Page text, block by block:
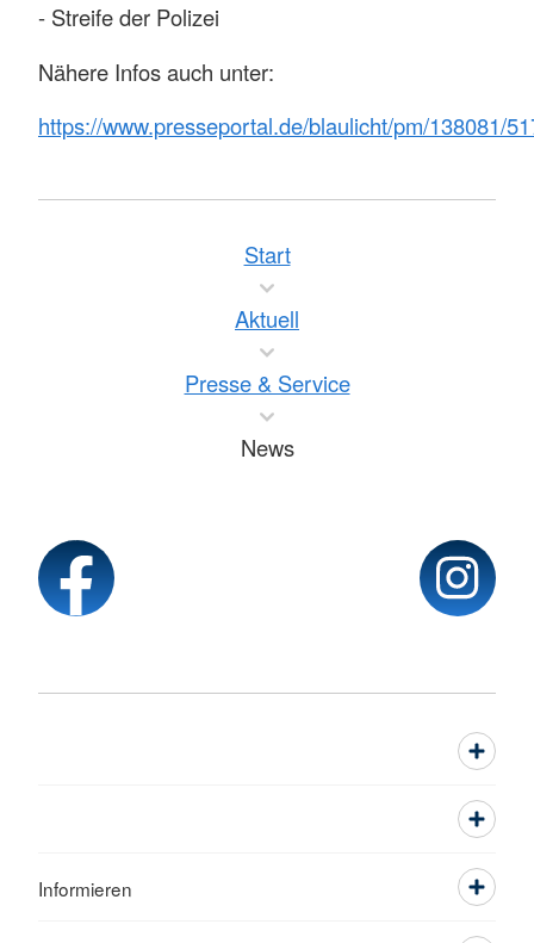
- Streife der Polizei
Nähere Infos auch unter:
https://www.presseportal.de/blaulicht/pm/138081/
Start
Aktuell
Presse & Service
News
Informieren